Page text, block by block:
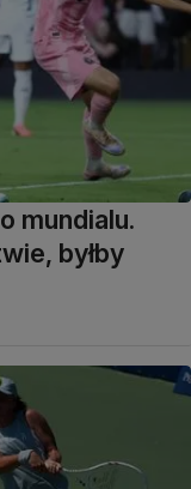
mundialu.
byłby